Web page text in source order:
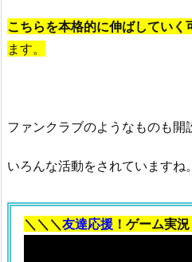
こちらを本格的に伸ばしていく
ます。
ファンクラブのようなものも開
いろんな活動をされていますね。
＼＼＼ 友達応援 ！ゲーム実